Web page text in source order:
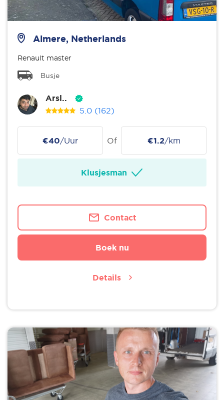
Almere, Netherlands
Renault master
Busje
Arsl..
5.0 (162)
€40/Uur Of €1.2/km
Klusjesman
Contact
Boek nu
Details